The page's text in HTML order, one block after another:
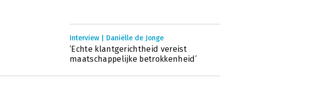
Interview | Daniëlle de Jonge
‘Echte klantgerichtheid vereist
maatschappelijke betrokkenheid’